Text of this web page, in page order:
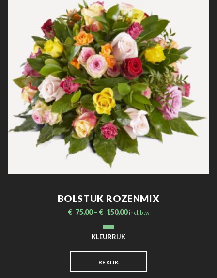
BOLSTUK ROZENMIX
€ 75,00– € 150,00 incl. btw
KLEURRIJK
BEKIJK